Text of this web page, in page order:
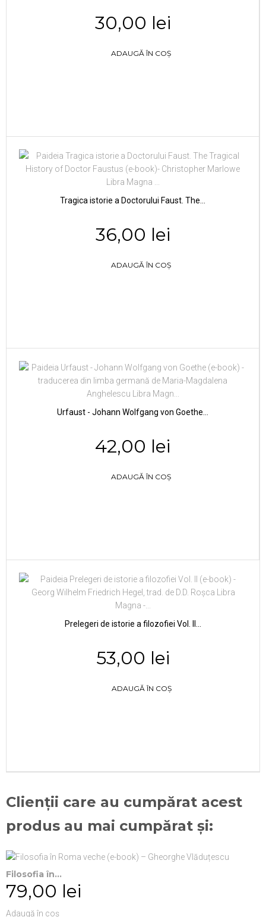
30,00 lei
ADAUGĂ ÎN COȘ
Tragica istorie a Doctorului Faust. The...
36,00 lei
ADAUGĂ ÎN COȘ
Urfaust - Johann Wolfgang von Goethe...
42,00 lei
ADAUGĂ ÎN COȘ
Prelegeri de istorie a filozofiei Vol. II...
53,00 lei
ADAUGĂ ÎN COȘ
Clienții care au cumpărat acest
produs au mai cumpărat și:
Filosofia în...
79,00 lei
Adaugă în coș